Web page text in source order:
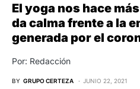
El yoga nos hace
da calma frente a la
generada por el
Por: Redacción
BY GRUPO CERTEZA JUNIO 22, 2021